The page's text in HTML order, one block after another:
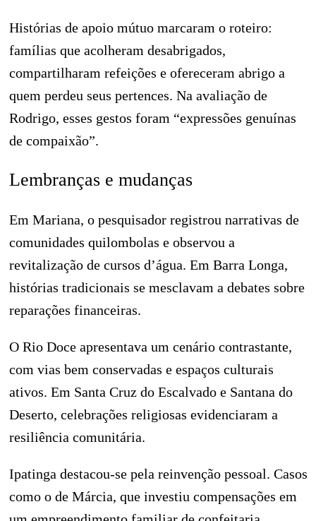
Histórias de apoio mútuo marcaram o roteiro:
famílias que acolheram desabrigados,
compartilharam refeições e ofereceram abrigo a
quem perdeu seus pertences. Na avaliação de
Rodrigo, esses gestos foram “expressões genuínas
de compaixão”.
Lembranças e mudanças
Em Mariana, o pesquisador registrou narrativas de
comunidades quilombolas e observou a
revitalização de cursos d’água. Em Barra Longa,
histórias tradicionais se mesclavam a debates sobre
reparações financeiras.
O Rio Doce apresentava um cenário contrastante,
com vias bem conservadas e espaços culturais
ativos. Em Santa Cruz do Escalvado e Santana do
Deserto, celebrações religiosas evidenciaram a
resiliência comunitária.
Ipatinga destacou-se pela reinvenção pessoal. Casos
como o de Márcia, que investiu compensações em